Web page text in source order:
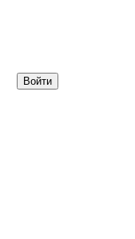
Войти